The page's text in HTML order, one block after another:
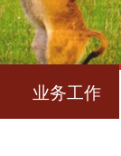
业务工作